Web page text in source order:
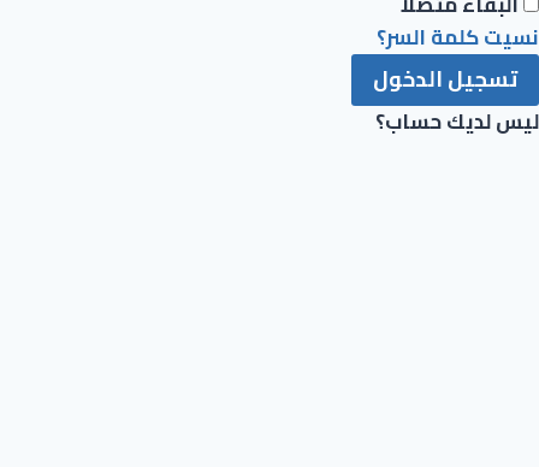
نسيت كلمة السر؟
تسجيل الدخول
ليس لديك حساب؟